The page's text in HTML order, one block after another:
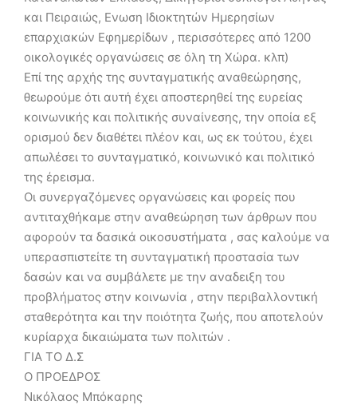
και Πειραιώς, Ενωση Ιδιοκτητών Ημερησίων
επαρχιακών Εφημερίδων , περισσότερες από 1200
οικολογικές οργανώσεις σε όλη τη Χώρα. κλπ)
Επί της αρχής της συνταγματικής αναθεώρησης,
θεωρούμε ότι αυτή έχει αποστερηθεί της ευρείας
κοινωνικής και πολιτικής συναίνεσης, την οποία εξ
ορισμού δεν διαθέτει πλέον και, ως εκ τούτου, έχει
απωλέσει το συνταγματικό, κοινωνικό και πολιτικό
της έρεισμα.
Οι συνεργαζόμενες οργανώσεις και φορείς που
αντιταχθήκαμε στην αναθεώρηση των άρθρων που
αφορούν τα δασικά οικοσυστήματα , σας καλούμε να
υπερασπιστείτε τη συνταγματική προστασία των
δασών και να συμβάλετε με την αναδειξη του
προβλήματος στην κοινωνία , στην περιβαλλοντική
σταθερότητα και την ποιότητα ζωής, που αποτελούν
κυρίαρχα δικαιώματα των πολιτών .
ΓΙΑ ΤΟ Δ.Σ
Ο ΠΡΟΕΔΡΟΣ
Νικόλαος Μπόκαρης